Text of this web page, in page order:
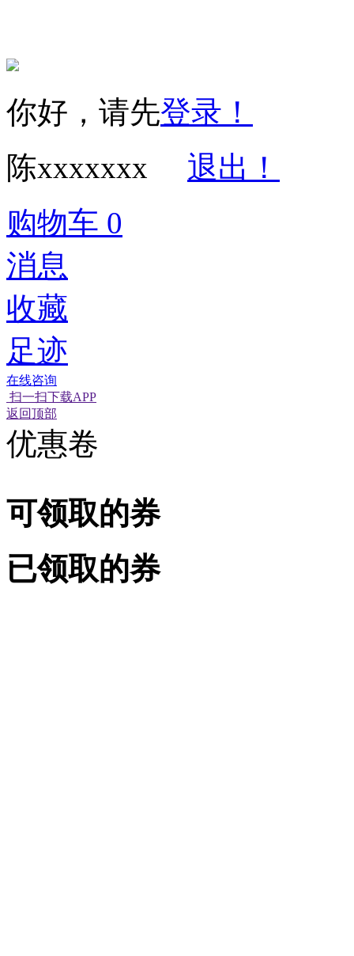
你好，请先登录！
陈xxxxxxx
退出！
购物车 0
消息
收藏
足迹
在线咨询
扫一扫下载APP
返回顶部
优惠卷
可领取的券
已领取的券